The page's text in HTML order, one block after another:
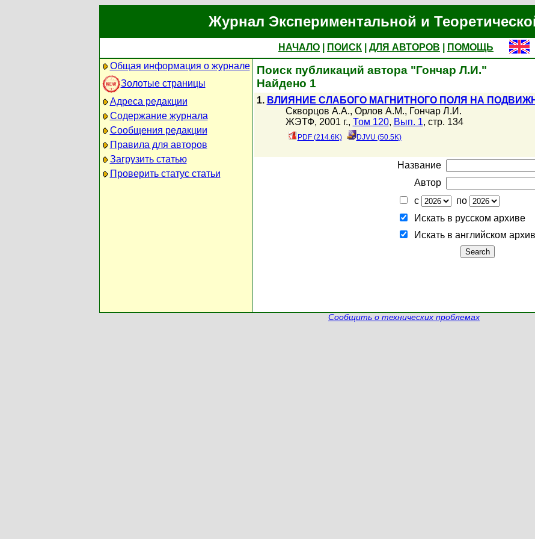
Журнал Экспериментальной и
НАЧАЛО ПОИСК ДЛЯ АВТОРОВ
ПОМОЩЬ
Общая информация о журнале
Золотые страницы
Адреса редакции
Содержание журнала
Сообщения редакции
Правила для авторов
Загрузить статью
Проверить статус статьи
Поиск публикаций автора "Гончар Л.И."
Найдено 1
1. ВЛИЯНИЕ СЛАБОГО МАГНИТНОГО ПОЛЯ НА
Скворцов А.А., Орлов А.М., Гончар Л.И.
ЖЭТФ, 2001 г., Том 120, Вып. 1, стр. 134
PDF (214.6K) DJVU (50.5K)
Название
Автор
с
по
Искать в русском архиве
Искать в английском
Сообщить о технических проблемах